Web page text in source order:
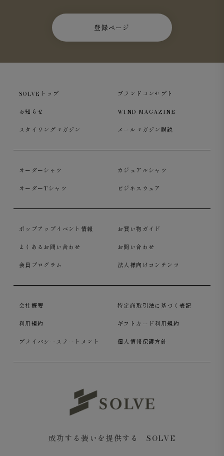
登録ページ
SOLVEトップ ブランドコンセプト
お知らせ WIND MAGAZINE
スタイリングマガジン メールマガジン購読
オーダーシャツ カジュアルシャツ
オーダーTシャツ ビジネスウェア
ポップアップイベント情報 お買い物ガイド
よくあるお問い合わせ お問い合わせ
会員プログラム 法人様向けコンテンツ
会社概要 特定商取引法に基づく表記
利用規約 ギフトカード利用規約
プライバシーステートメント 個人情報保護方針
成功する装いを提供する SOLVE